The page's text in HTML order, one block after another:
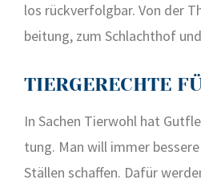
los rück­ver­folg­bar. Von der
bei­tung, zum Schlacht­hof
TIERGERECHTE
In Sachen Tier­wohl hat
tung. Man will immer
Stäl­len schaf­fen. Dafür